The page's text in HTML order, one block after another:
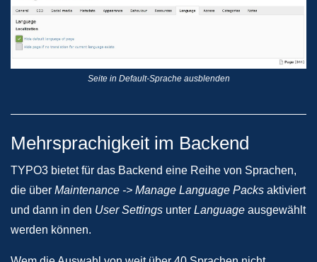
Seite in Default-Sprache ausblenden
Mehrsprachigkeit im Backend
TYPO3 bietet für das Backend eine Reihe von Sprachen,
die über Maintenance -> Manage Language Packs aktiviert
und dann in den User Settings unter Language ausgewählt
werden können.